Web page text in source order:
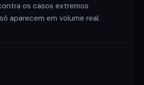
os casos extremos
aparecem em volume real.